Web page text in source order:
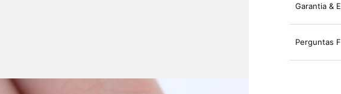
Garantia &
Perguntas